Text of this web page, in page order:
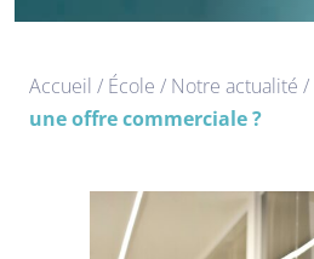
Accueil / École / Notre actualité /
une offre commerciale ?